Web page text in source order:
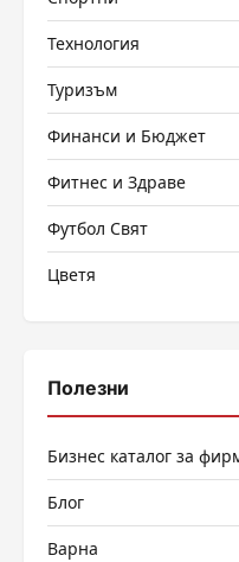
Технология
Туризъм
Финанси и Бюджет
Фитнес и Здраве
Футбол Свят
Цветя
Полезни
Бизнес каталог за
Блог
Варна